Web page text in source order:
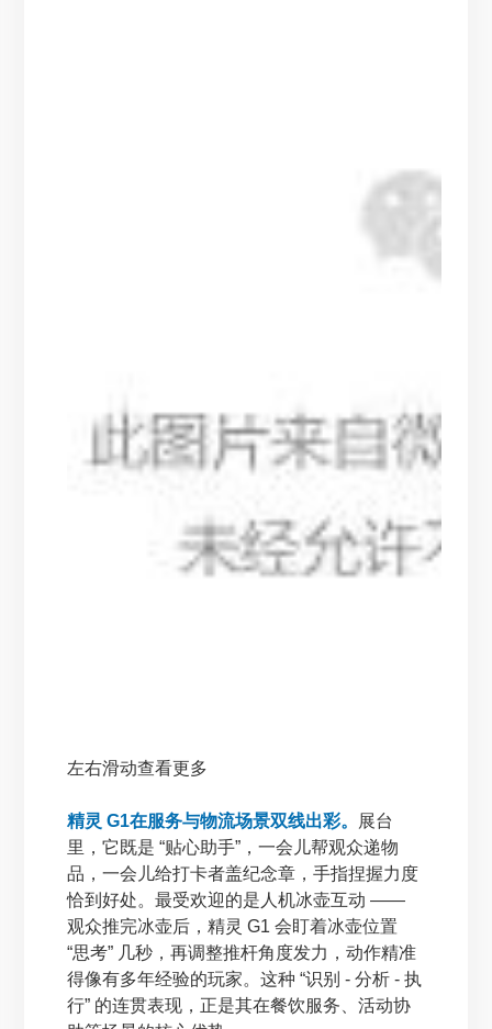
左右滑动查看更多
精灵 G1在服务与物流场景双线出彩。
展台
里，它既是 “贴心助手”，一会儿帮观众递物
品，一会儿给打卡者盖纪念章，手指捏握力度
恰到好处。最受欢迎的是人机冰壶互动 ——
观众推完冰壶后，精灵 G1 会盯着冰壶位置
“思考” 几秒，再调整推杆角度发力，动作精准
得像有多年经验的玩家。这种 “识别 - 分析 - 执
行” 的连贯表现，正是其在餐饮服务、活动协